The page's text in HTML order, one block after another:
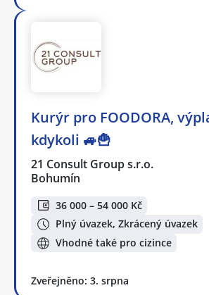
Kurýr pro FOODORA,
kdykoli 🚙🍟
21 Consult Group s.r.o.
Bohumín
36 000 – 54 000 Kč
Plný úvazek, Zkrácený úvazek
Vhodné také pro cizince
Zveřejněno: 3. srpna